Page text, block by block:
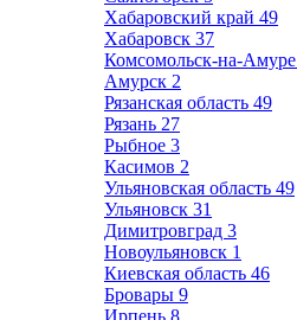
Хабаровский край 49
Хабаровск 37
Комсомольск-на-Амуре
Амурск 2
Рязанская область 49
Рязань 27
Рыбное 3
Касимов 2
Ульяновская область 49
Ульяновск 31
Димитровград 3
Новоульяновск 1
Киевская область 46
Бровары 9
Ирпень 8